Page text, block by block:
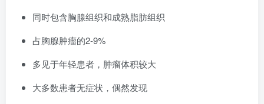
同时包含胸腺组织和成熟脂肪组织
占胸腺肿瘤的2-9%
多见于年轻患者，肿瘤体积较大
大多数患者无症状，偶然发现